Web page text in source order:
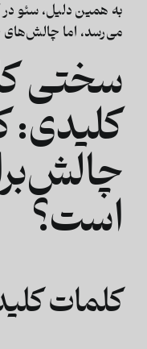
به همین دلیل،سئو در
می‌رسد، اما
سختی
کلیدی:
است؟
کلمات